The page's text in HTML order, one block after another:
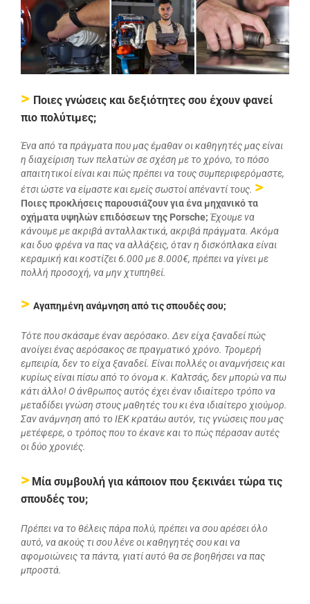
> Ποιες γνώσεις και δεξιότητες σου έχουν φανεί
πιο πολύτιμες;
Ένα από τα πράγματα που μας έμαθαν οι καθηγητές μας είναι
η διαχείριση των πελατών σε σχέση με το χρόνο, το πόσο
απαιτητικοί είναι και πώς πρέπει να τους συμπεριφερόμαστε,
έτσι ώστε να είμαστε και εμείς σωστοί απέναντί τους. >
Ποιες προκλήσεις παρουσιάζουν για ένα μηχανικό τα
οχήματα υψηλών επιδόσεων της Porsche; Έχουμε να
κάνουμε με ακριβά ανταλλακτικά, ακριβά πράγματα. Ακόμα
και δυο φρένα να πας να αλλάξεις, όταν η δισκόπλακα είναι
κεραμική και κοστίζει 6.000 με 8.000€, πρέπει να γίνει με
πολλή προσοχή, να μην χτυπηθεί.
> Αγαπημένη ανάμνηση από τις σπουδές σου;
Τότε που σκάσαμε έναν αερόσακο. Δεν είχα ξαναδεί πώς
ανοίγει ένας αερόσακος σε πραγματικό χρόνο. Τρομερή
εμπειρία, δεν το είχα ξαναδεί. Είναι πολλές οι αναμνήσεις και
κυρίως είναι πίσω από το όνομα κ. Καλτσάς, δεν μπορώ να πω
κάτι άλλο! Οάνθρωπος αυτός έχει έναν ιδιαίτερο τρόπο να
μεταδίδει γνώση στους μαθητές του κι ένα ιδιαίτερο χιούμορ.
Σαν ανάμνηση από το ΙΕΚ κρατάω αυτόν, τις γνώσεις που μας
μετέφερε, ο τρόπος που το έκανε και το πώς πέρασαν αυτές
οι δύο χρονιές.
> Μία συμβουλή για κάποιον που ξεκινάει τώρα τις
σπουδές του;
Πρέπει να το θέλεις πάρα πολύ, πρέπει να σου αρέσει όλο
αυτό, να ακούς τι σου λένε οι καθηγητές σου και να
αφομοιώνεις τα πάντα, γιατί αυτό θα σε βοηθήσει να πας
μπροστά.